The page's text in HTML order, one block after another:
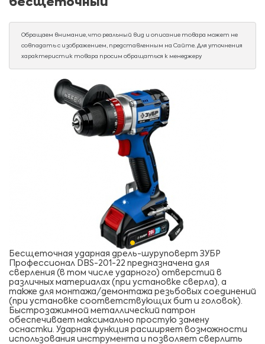
бесщеточный
Обращаем внимание, что реальный вид и описание товара может не
совпадать с изображением, представленным на Сайте. Для уточнения
характеристик товара просим обращаться к менеджеру
Бесщеточная ударная дрель-шуруповерт ЗУБР
Профессионал DBS-201-22 предназначена для
сверления (в том числе ударного) отверстий в
различных материалах (при установке сверла), а
также для монтажа/демонтажа резьбовых соединений
(при установке соответствующих бит и головок).
Быстрозажимной металлический патрон
обеспечивает максимально простую замену
оснастки. Ударная функция расширяет возможности
использования инструмента и позволяет сверлить